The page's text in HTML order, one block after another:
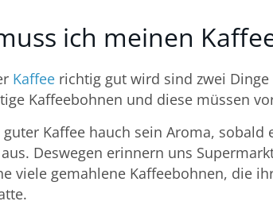
ich meinen
Kaffee richtig gut wird sind zwei
Kaffeebohnen und diese müssen
guter Kaffee hauch sein Aroma,
Deswegen erinnern uns
viele gemahlene Kaffeebohnen, die